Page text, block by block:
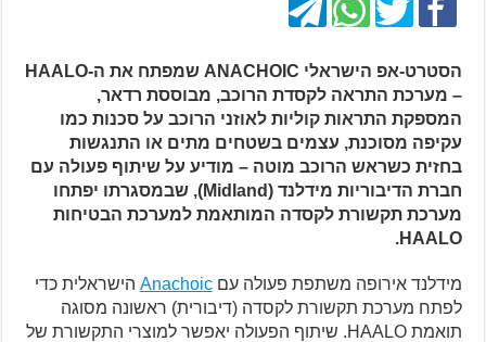
הסטרט-אפ הישראלי ANACHOIC שמפתח את ה-HAALO
– מערכת התראה לקסדת הרוכב, מבוססת רדאר,
המספקת התראות קוליות לאוזני הרוכב על סכנות כמו
עקיפה מסוכנת, עצמים בשטחים מתים או התנגשות
בחזית כשראש הרוכב מוטה – מודיע על שיתוף פעולה עם
חברת הדיבוריות מידלנד (Midland), שבמסגרתו יפתחו
מערכת תקשורת לקסדה המותאמת למערכת הבטיחות
HAALO.
מידלנד אירופה משתפת פעולה עםAnachoic הישראלית כדי
לפתח מערכת תקשורת לקסדה (דיבורית) ראשונה מסוגה
תואמת HAALO. שיתוף הפעולה יאפשר למוצרי התקשורת של